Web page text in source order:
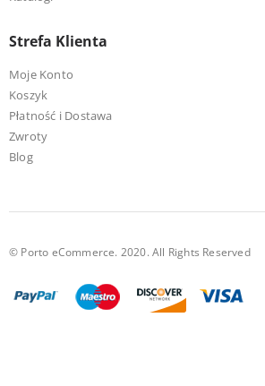
Strefa Klienta
Moje Konto
Koszyk
Płatność i Dostawa
Zwroty
Blog
© Porto eCommerce. 2020. All Rights Reserved